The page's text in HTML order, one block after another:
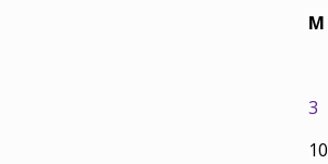
M
3
10